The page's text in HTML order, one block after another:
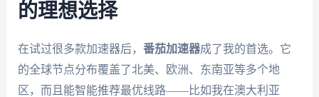
的理想选择
在试过很多款加速器后， 番茄加速器成了我的首选。它
的全球节点分布覆盖了北美、欧洲、东南亚等多个地
区，而且能智能推荐最优线路——比如我在澳大利亚